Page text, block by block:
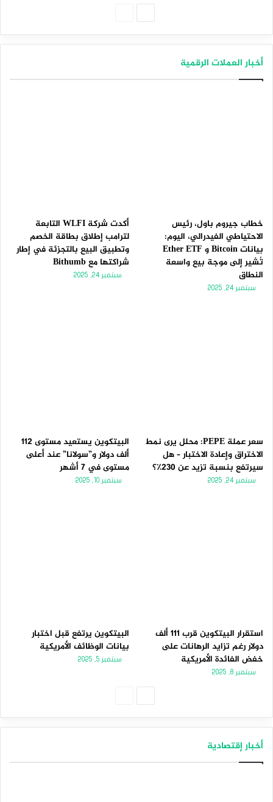
أخبار العملات الرقمية
خطاب جيروم باول، رئيس
الاحتياطي الفيدرالي، اليوم:
بيانات Bitcoin و Ether ETF
تُشير إلى موجة بيع واسعة
النطاق
سبتمبر 24, 2025
أكدت شركة WLFI التابعة
لترامب إطلاق بطاقة الخصم
وتطبيق البيع بالتجزئة في إطار
شراكتها مع Bithumb
سبتمبر 24, 2025
سعر عملة PEPE: محلل يرى نمط
الاختراق وإعادة الاختبار – هل
سيرتفع بنسبة تزيد عن 230٪؟
سبتمبر 24, 2025
البيتكوين يستعيد مستوى 112
ألف دولار و”سولانا” عند أعلى
مستوى في 7 أشهر
سبتمبر 10, 2025
استقرار البيتكوين قرب 111 ألف
دولار رغم تزايد الرهانات على
خفض الفائدة الأمريكية
سبتمبر 8, 2025
البيتكوين يرتفع قبل اختبار
بيانات الوظائف الأمريكية
سبتمبر 5, 2025
أخبار إقتصادية